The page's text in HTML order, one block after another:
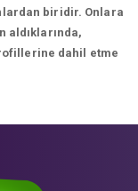
biridir. Onlara
aldıklarında,
dahil etme